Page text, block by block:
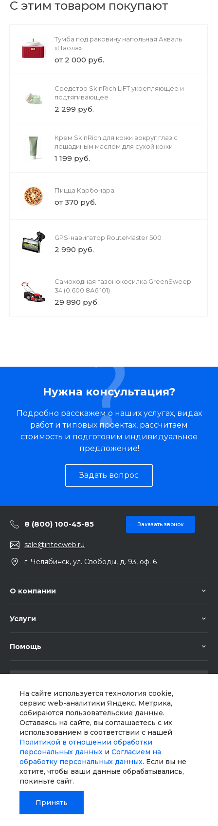
На сайте используется технология cookie,
сервис web-аналитики Яндекс. Метрика,
собираются пользовательские данные.
Оставаясь на сайте, вы соглашаетесь с их
использованием в соответствии с нашей
Политикой в отношении обработки
персональных данных и Согласием на
обработку персональных данных. Если вы не
хотите, чтобы ваши данные обрабатывались,
покиньте сайт.
Принять
С этим товаром покупают
Тумба под раковину напольная Акваль
«Паола»
от 2 000 руб.
Средство SkinRich LIFT укрепляющее и
подтягивающее
2 299 руб.
Крем SkinRich для кожи вокруг глаз с
лошадиным маслом для сухой кожи
1 199 руб.
Пицца Карбонара
от 370 руб.
GPS-навигатор RouteMaster 500
2 990 руб.
Cамоходная газонокосилка GreenSweep
34 (0.600.8A6.101)
29 890 руб.
Нужна консультация?
Подробно расскажем о наших услугах, видах
работ и типовых проектах, рассчитаем
стоимость и подготовим индивидуальное
предложение!
Задать вопрос
8 (800) 100-45-85 Заказать звонок
sale@intecweb.ru
г. Челябинск, ул. Свободы, д. 93, оф. 6
О компании
Услуги
Помощь
Мы в соц. сетях
© 2026 Universe, Все права защищены